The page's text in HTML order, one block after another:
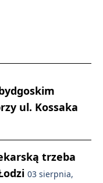
ul. Kossaka
trzeba
03 sierpnia,